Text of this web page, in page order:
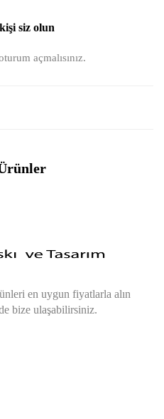
siz olun
açmalısınız.
en uygun fiyatlarla alın
bize ulaşabilirsiniz.